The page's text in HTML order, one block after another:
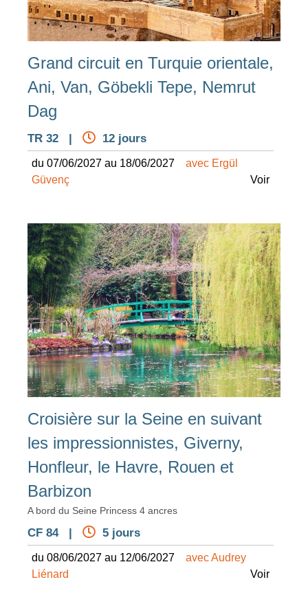
Grand circuit en Turquie orientale,
Ani, Van, Göbekli Tepe, Nemrut
Dag
TR 32 | 12 jours
du 07/06/2027 au 18/06/2027
avec Ergül
Güvenç
Voir
Croisière sur la Seine en suivant
les impressionnistes, Giverny,
Honfleur, le Havre, Rouen et
Barbizon
A bord du Seine Princess 4 ancres
CF 84 | 5 jours
du 08/06/2027 au 12/06/2027
avec Audrey
Liénard
Voir